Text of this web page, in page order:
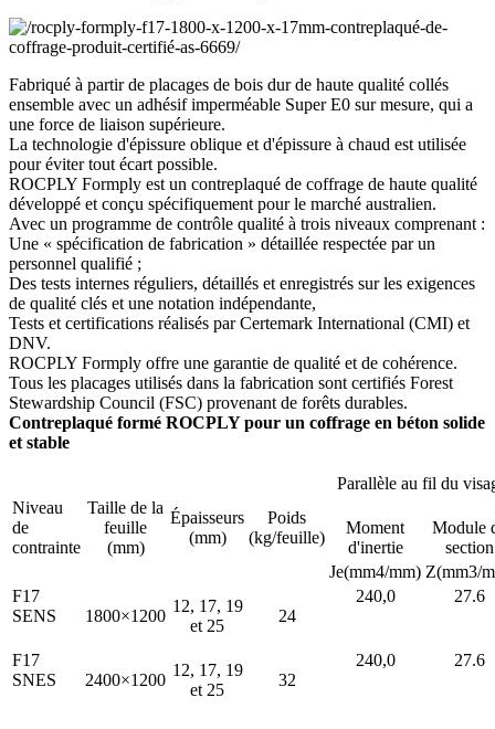
Fabriqué à partir de placages de bois dur de haute qualité collés
ensemble avec un adhésif imperméable Super E0 sur mesure, qui a
une force de liaison supérieure.
La technologie d'épissure oblique et d'épissure à chaud est utilisée
pour éviter tout écart possible.
ROCPLY Formply est un contreplaqué de coffrage de haute qualité
développé et conçu spécifiquement pour le marché australien.
Avec un programme de contrôle qualité à trois niveaux comprenant :
Une « spécification de fabrication » détaillée respectée par un
personnel qualifié ;
Des tests internes réguliers, détaillés et enregistrés sur les exigences
de qualité clés et une notation indépendante,
Tests et certifications réalisés par Certemark International (CMI) et
DNV.
ROCPLY Formply offre une garantie de qualité et de cohérence.
Tous les placages utilisés dans la fabrication sont certifiés Forest
Stewardship Council (FSC) provenant de forêts durables.
Contreplaqué formé ROCPLY pour un coffrage en béton solide
et stable
Niveau
de
contrainte
Taille de la
feuille
(mm)
Épaisseurs
(mm)
Poids
(kg/feuille)
Parallèle au fil du
Moment
d'inertie
Module
section
Je(mm4/mm) Z(mm3/
F17
SENS
1800×1200
12, 17, 19
et 25
24
240,0 27.6
F17
SNES
2400×1200
12, 17, 19
et 25
32
240,0 27.6